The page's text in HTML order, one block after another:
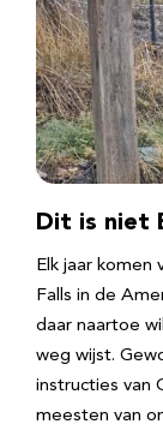
Dit is niet
Elk jaar komen
Falls in de
daar naartoe
weg wijst.
instructies van
meesten van